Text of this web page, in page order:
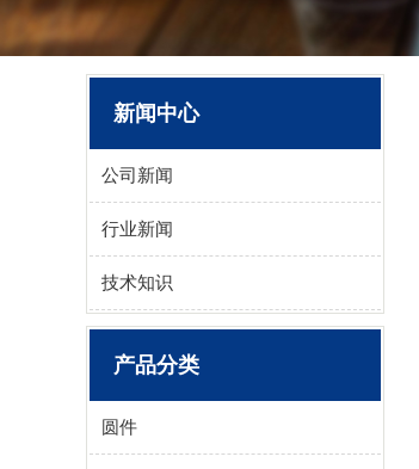
新闻中心
公司新闻
行业新闻
技术知识
产品分类
圆件